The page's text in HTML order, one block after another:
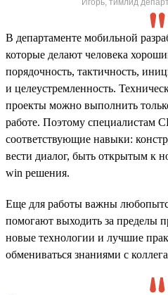
Игорь, тимлид
В департаменте мобильной
которые делают человека
порядочность, тактичность,
и целеустремленность.
проекты можно выполнить
работе. Поэтому
соответствующие навыки:
вести диалог, быть открытым к
win решения.
Еще для работы важны
помогают выходить за пределы
новые технологии и лучшие
обмениваться знаниями с